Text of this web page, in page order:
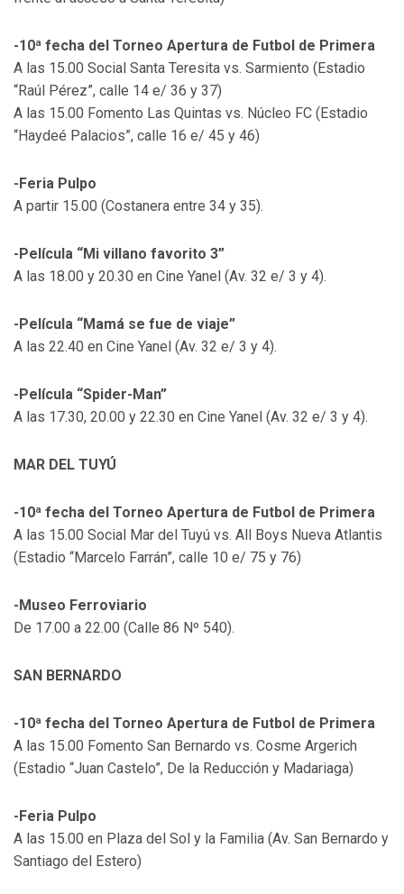
-10ª fecha del Torneo Apertura de Futbol de Primera
A las 15.00 Social Santa Teresita vs. Sarmiento (Estadio
“Raúl Pérez”, calle 14 e/ 36 y 37)
A las 15.00 Fomento Las Quintas vs. Núcleo FC (Estadio
“Haydeé Palacios”, calle 16 e/ 45 y 46)
-Feria Pulpo
A partir 15.00 (Costanera entre 34 y 35).
-Película “Mi villano favorito 3”
A las 18.00 y 20.30 en Cine Yanel (Av. 32 e/ 3 y 4).
-Película “Mamá se fue de viaje”
A las 22.40 en Cine Yanel (Av. 32 e/ 3 y 4).
-Película “Spider-Man”
A las 17.30, 20.00 y 22.30 en Cine Yanel (Av. 32 e/ 3 y 4).
MAR DEL TUYÚ
-10ª fecha del Torneo Apertura de Futbol de Primera
A las 15.00 Social Mar del Tuyú vs. All Boys Nueva Atlantis
(Estadio “Marcelo Farrán”, calle 10 e/ 75 y 76)
-Museo Ferroviario
De 17.00 a 22.00 (Calle 86 Nº 540).
SAN BERNARDO
-10ª fecha del Torneo Apertura de Futbol de Primera
A las 15.00 Fomento San Bernardo vs. Cosme Argerich
(Estadio “Juan Castelo”, De la Reducción y Madariaga)
-Feria Pulpo
A las 15.00 en Plaza del Sol y la Familia (Av. San Bernardo y
Santiago del Estero)